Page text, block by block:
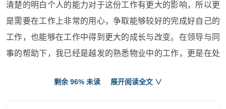
清楚的明白个人的能力对于这份工作有更大的影响，所以更
是需要在工作上非常的用心，争取能够较好的完成好自己的
工作，也能够在工作中得到更大的成长与改变。在领导与同
事的帮助下，我已经是越发的熟悉物业中的工作，更是在处
时在每天的工作越发的熟练，可以较快的解决好问题。
剩余 96% 未读 展开阅读全文 ∨